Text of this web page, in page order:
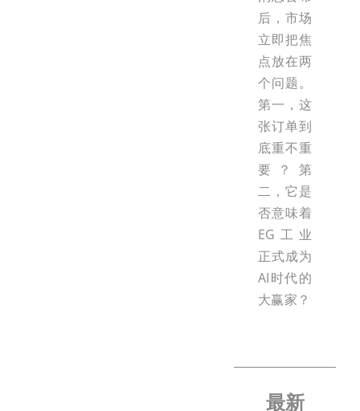
后，市场
立即把焦
点放在两
个问题。
第一，这
张订单到
底重不重
要？第
二，它是
否意味着
EG工业
正式成为
AI时代的
大赢家？
最新